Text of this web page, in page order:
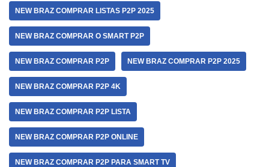
NEW BRAZ COMPRAR LISTAS P2P 2025
NEW BRAZ COMPRAR O SMART P2P
NEW BRAZ COMPRAR P2P NEW BRAZ COMPRAR P2P 2025
NEW BRAZ COMPRAR P2P 4K
NEW BRAZ COMPRAR P2P LISTA
NEW BRAZ COMPRAR P2P ONLINE
NEW BRAZ COMPRAR P2P PARA SMART TV